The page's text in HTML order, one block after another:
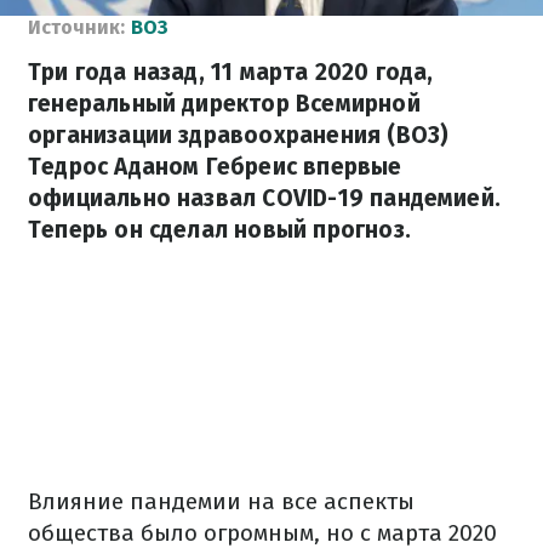
Источник: ВОЗ
Три года назад, 11 марта 2020 года,
генеральный директор Всемирной
организации здравоохранения (ВОЗ)
Тедрос Аданом Гебреис впервые
официально назвал COVID-19 пандемией.
Теперь он сделал новый прогноз.
Влияние пандемии на все аспекты
общества было огромным, но с марта 2020